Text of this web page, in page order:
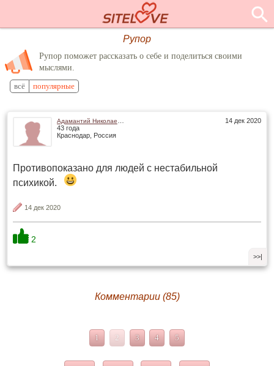
Рупор
Рупор поможет рассказать о себе и поделиться своими
мыслями.
всё популярные
14 дек 2020
43 года
Краснодар, Россия
Противопоказано для людей с нестабильной
психикой.
14 дек 2020
2
>>|
Комментарии (85)
1 2 3 4 5